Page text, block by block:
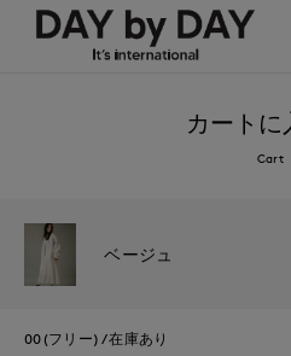
カートに
Cart
ベージュ
00(フリー) 在庫あり